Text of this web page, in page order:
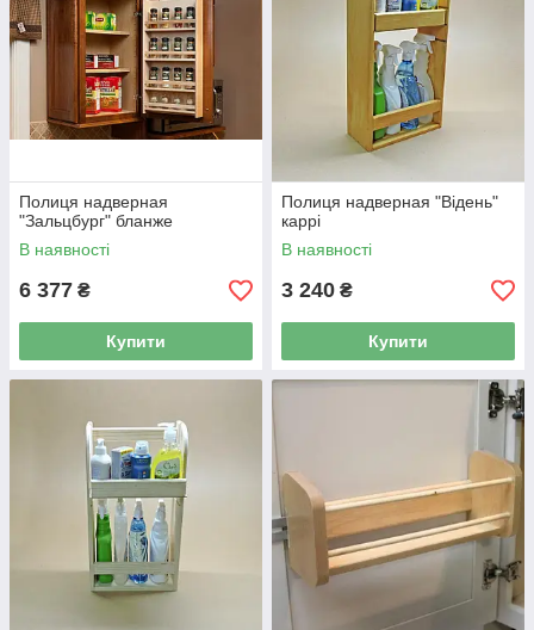
Полиця надверная
"Зальцбург" бланже
В наявності
6 377 ₴
Купити
Полиця надверная "Відень"
каррі
В наявності
3 240 ₴
Купити